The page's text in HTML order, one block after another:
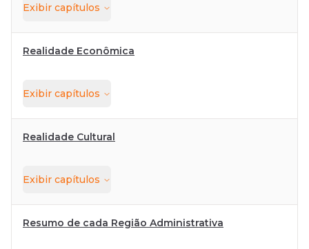
Exibir capítulos
Realidade Econômica
Exibir capítulos
Realidade Cultural
Exibir capítulos
Resumo de cada Região Administrativa